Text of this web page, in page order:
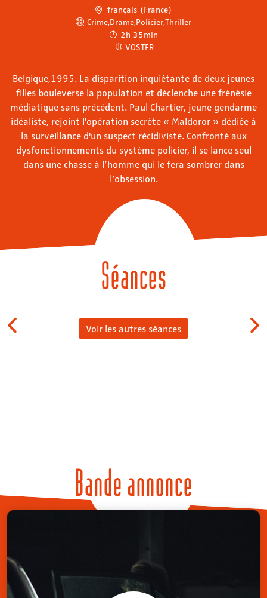
français (France)
Crime,Drame,Policier,Thriller
2h 35min
VOSTFR
Belgique,1995. La disparition inquiétante de deux jeunes
filles bouleverse la population et déclenche une frénésie
médiatique sans précédent. Paul Chartier, jeune gendarme
idéaliste, rejoint l'opération secrète « Maldoror » dédiée à
la surveillance d'un suspect récidiviste. Confronté aux
dysfonctionnements du système policier, il se lance seul
dans une chasse à l’homme qui le fera sombrer dans
l’obsession.
Séances
Voir les autres séances
Bande annonce